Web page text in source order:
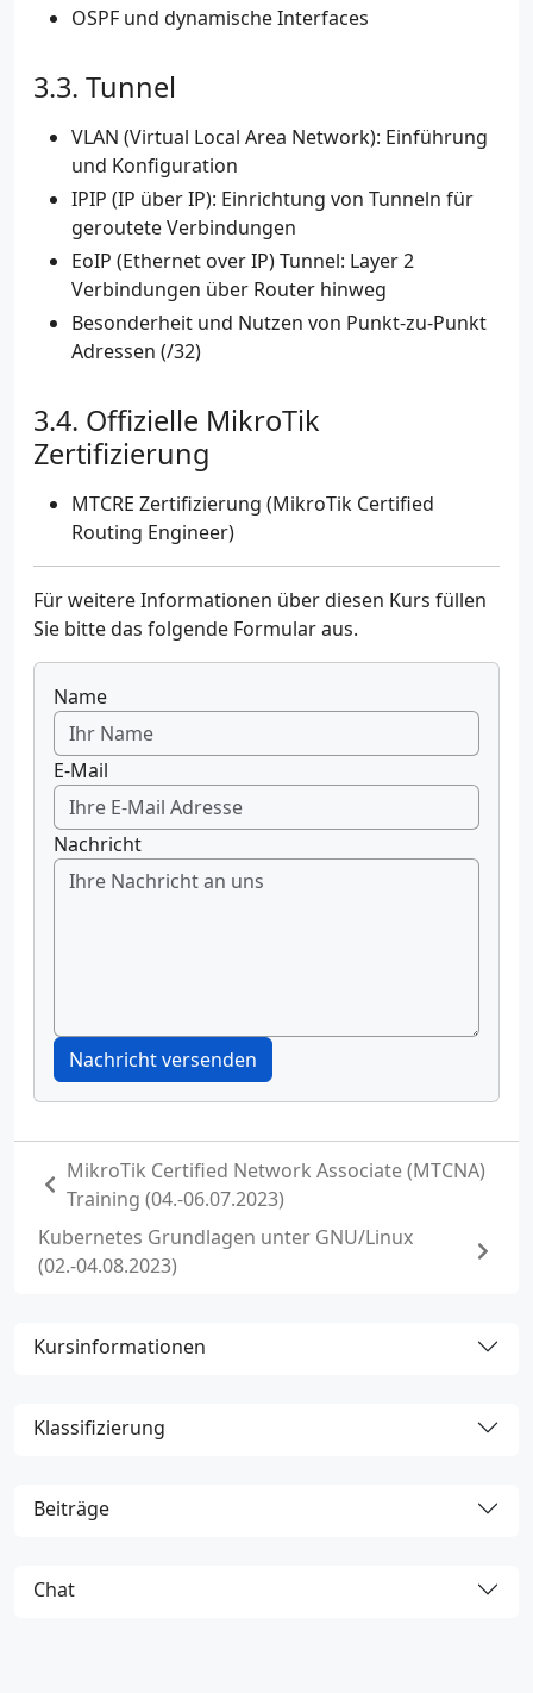
OSPF und dynamische Interfaces
Tunnel
VLAN (Virtual Local Area Network): Einführung
und Konfiguration
IPIP (IP über IP): Einrichtung von Tunneln für
geroutete Verbindungen
EoIP (Ethernet over IP) Tunnel: Layer 2
Verbindungen über Router hinweg
Besonderheit und Nutzen von Punkt-zu-Punkt
Adressen (/32)
Offizielle MikroTik
Zertifizierung
MTCRE Zertifizierung (MikroTik Certified
Routing Engineer)
Für weitere Informationen über diesen Kurs füllen
Sie bitte das folgende Formular aus.
Name
E-Mail
Nachricht
Nachricht versenden
MikroTik Certified Network Associate (MTCNA)
Training (04.-06.07.2023)
Kubernetes Grundlagen unter GNU/Linux
(02.-04.08.2023)
Kursinformationen
Klassifizierung
Beiträge
Chat